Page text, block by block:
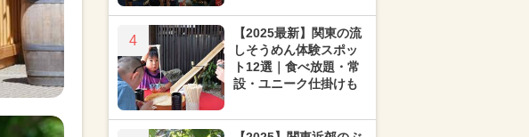
4
【2025最新】関東の流
しそうめん体験スポッ
ト12選｜食べ放題・常
設・ユニーク仕掛けも